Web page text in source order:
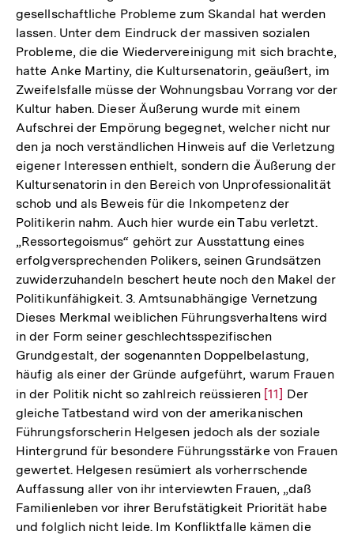
gesellschaftliche Probleme zum Skandal hat werden
lassen. Unter dem Eindruck der massiven sozialen
Probleme, die die Wiedervereinigung mit sich brachte,
hatte Anke Martiny, die Kultursenatorin, geäußert, im
Zweifelsfalle müsse der Wohnungsbau Vorrang vor der
Kultur haben. Dieser Äußerung wurde mit einem
Aufschrei der Empörung begegnet, welcher nicht nur
den ja noch verständlichen Hinweis auf die Verletzung
eigener Interessen enthielt, sondern die Äußerung der
Kultursenatorin in den Bereich von Unprofessionalität
schob und als Beweis für die Inkompetenz der
Politikerin nahm. Auch hier wurde ein Tabu verletzt.
„Ressortegoismus“ gehört zur Ausstattung eines
erfolgversprechenden Polikers, seinen Grundsätzen
zuwiderzuhandeln beschert heute noch den Makel der
Politikunfähigkeit. 3. Amtsunabhängige Vernetzung
Dieses Merkmal weiblichen Führungsverhaltens wird
in der Form seiner geschlechtsspezifischen
Grundgestalt, der sogenannten Doppelbelastung,
häufig als einer der Gründe aufgeführt, warum Frauen
in der Politik nicht so zahlreich reüssieren Zur
Auflösung
der
Fußnote
[11] Der
gleiche Tatbestand wird von der amerikanischen
Führungsforscherin Helgesen jedoch als der soziale
Hintergrund für besondere Führungsstärke von Frauen
gewertet. Helgesen resümiert als vorherrschende
Auffassung aller von ihr interviewten Frauen, „daß
Familienleben vor ihrer Berufstätigkeit Priorität habe
und folglich nicht leide. Im Konfliktfalle kämen die